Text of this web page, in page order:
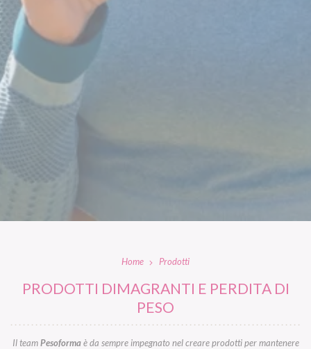
Home Prodotti
PRODOTTI DIMAGRANTI E PERDITA DI
PESO
Il teamPesoformaè da sempre impegnato nel creare prodotti per mantenere